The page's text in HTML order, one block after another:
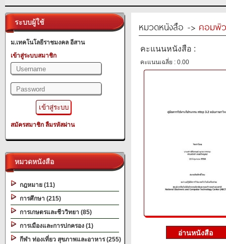
ระบบผู้ใช้
ม.เทคโนโลยีราชมงคล อีสาน
เข้าสู่ระบบสมาชิก
สมัครสมาชิก ลืมรหัสผ่าน
หมวดหนังสือ
กฎหมาย (11)
การศึกษา (215)
การเกษตรและชีววิทยา (85)
การเมืองและการปกครอง (1)
กีฬา ท่องเที่ยว สุขภาพและอาหาร (255)
หมวดหนังสือ -> คอมพิ
คะแนนหนังสือ :
คะแนนเฉลี่ย : 0.00